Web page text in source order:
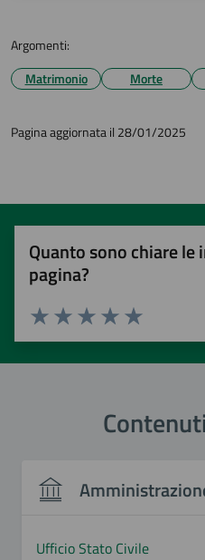
Argomenti:
Matrimonio
Morte
Pagina aggiornata il 28/01/2025
Quanto sono chiare
pagina?
Valuta 5
Valuta 4 stelle
Valuta 3 stelle su 5
Valuta 2 stelle su 5
Valuta 1 stelle su 5
Ufficio Stato Civile